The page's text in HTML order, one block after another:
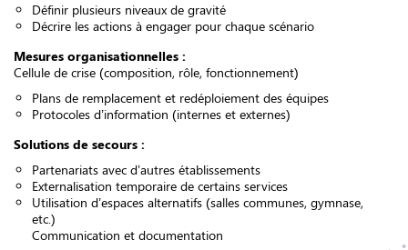
Définir plusieurs niveaux de gravité
Décrire les actions à engager pour chaque scénario
Mesures organisationnelles :
Cellule de crise (composition, rôle, fonctionnement)
Plans de remplacement et redéploiement des équipes
Protocoles d’information (internes et externes)
Solutions de secours :
Partenariats avec d’autres établissements
Externalisation temporaire de certains services
Utilisation d’espaces alternatifs (salles communes, gymnase,
etc.)
Communication et documentation